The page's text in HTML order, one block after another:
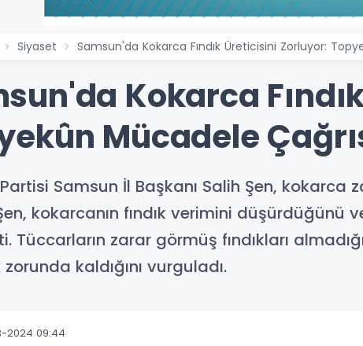
Siyaset Samsun'da Kokarca Fındık Üreticisini Zorluyor:
Kokarca
Mücadele
Samsun İl Başkanı Salih Şen, kokarca
kokarcanın fındık verimini düşürdüğünü
Tüccarların zarar görmüş fındıkları
kaldığını vurguladı.
2024 09:44